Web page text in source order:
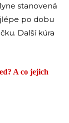
stanovená
po dobu
Další kúra
A co jejich